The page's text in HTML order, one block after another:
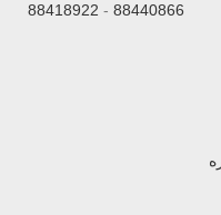
88440866
-
88418922